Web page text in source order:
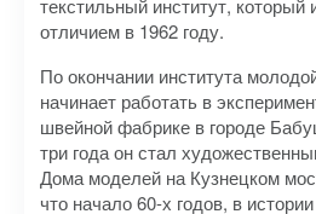
текстильный институт, который
отличием в 1962 году.
По окончании института
начинает работать в
швейной фабрике в городе
три года он стал
Дома моделей на Кузнецком
что начало 60-х годов, в